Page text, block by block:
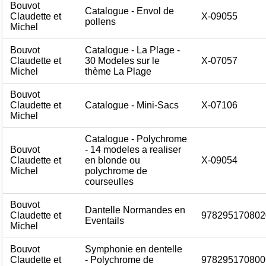
Bouvot
Claudette et
Michel
Catalogue - Envol de
pollens
X-09055
Bouvot
Claudette et
Michel
Catalogue - La Plage -
30 Modeles sur le
thème La Plage
X-07057
Bouvot
Claudette et
Michel
Catalogue - Mini-Sacs X-07106
Bouvot
Claudette et
Michel
Catalogue - Polychrome
- 14 modeles a realiser
en blonde ou
polychrome de
courseulles
X-09054
Bouvot
Claudette et
Michel
Dantelle Normandes en
Eventails
Bouvot
Claudette et
Symphonie en dentelle
- Polychrome de